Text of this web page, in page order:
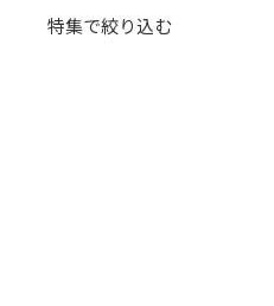
並び順:
特集で絞り込む